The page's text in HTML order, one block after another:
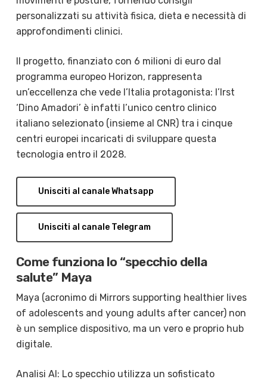
personalizzati su attività fisica, dieta e necessità di
approfondimenti clinici.
Il progetto, finanziato con 6 milioni di euro dal
programma europeo Horizon, rappresenta
un’eccellenza che vede l’Italia protagonista: l’Irst
‘Dino Amadori’ è infatti l’unico centro clinico
italiano selezionato (insieme al CNR) tra i cinque
centri europei incaricati di sviluppare questa
tecnologia entro il 2028.
Unisciti al canale Whatsapp
Unisciti al canale Telegram
Come funziona lo “specchio della
salute” Maya
Maya (acronimo di Mirrors supporting healthier lives
of adolescents and young adults after cancer) non
è un semplice dispositivo, ma un vero e proprio hub
digitale.
Analisi AI: Lo specchio utilizza un sofisticato